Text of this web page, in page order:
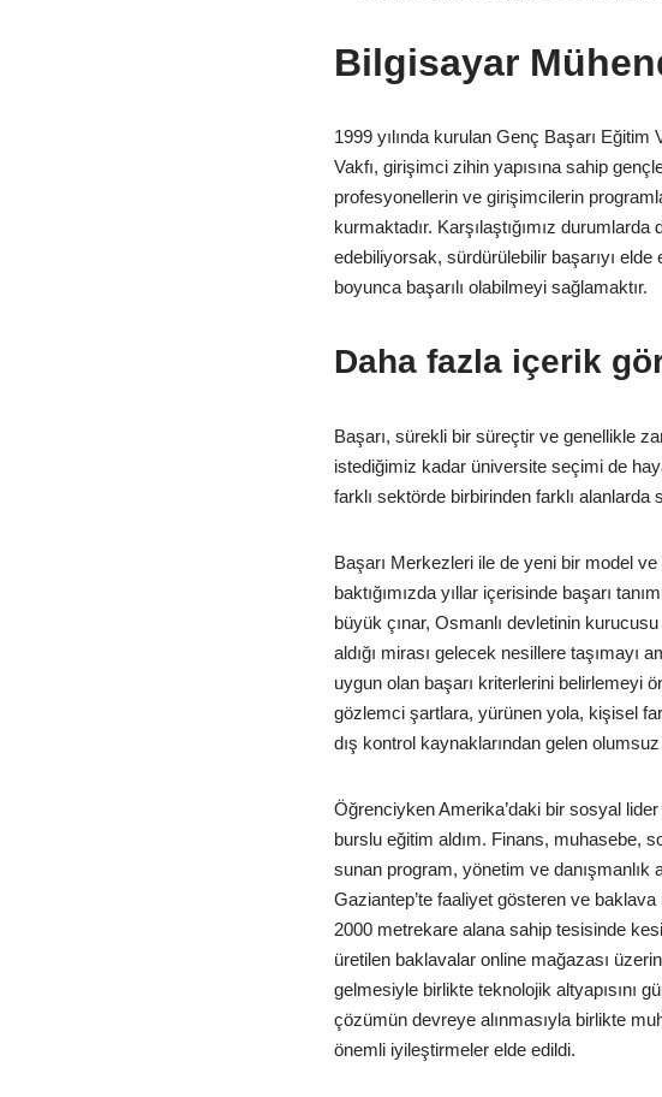
Bilgisayar
1999 yılında kurulan Genç Başarı
Vakfı, girişimci zihin yapısına sahip
profesyonellerin ve girişimcilerin
kurmaktadır. Karşılaştığımız
edebiliyorsak, sürdürülebilir başarıyı
boyunca başarılı olabilmeyi sağlamaktır.
Daha fazla içerik
Başarı, sürekli bir süreçtir ve genellikle
istediğimiz kadar üniversite seçimi de
farklı sektörde birbirinden farklı alanlarda
Başarı Merkezleri ile de yeni bir model
baktığımızda yıllar içerisinde başarı
büyük çınar, Osmanlı devletinin
aldığı mirası gelecek nesillere taşımayı
uygun olan başarı kriterlerini belirlemeyi
gözlemci şartlara, yürünen yola, kişisel
dış kontrol kaynaklarından gelen
Öğrenciyken Amerika’daki bir sosyal
burslu eğitim aldım. Finans, muhasebe,
sunan program, yönetim ve danışmanlık
Gaziantep’te faaliyet gösteren ve
2000 metrekare alana sahip tesisinde
üretilen baklavalar online mağazası
gelmesiyle birlikte teknolojik altyapısını
çözümün devreye alınmasıyla birlikte
önemli iyileştirmeler elde edildi.